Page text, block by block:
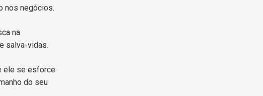
nos negócios.
na
salva-vidas.
ele se esforce
do seu